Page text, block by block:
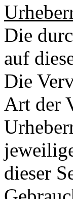
Die
auf
Die
Art der
dieser